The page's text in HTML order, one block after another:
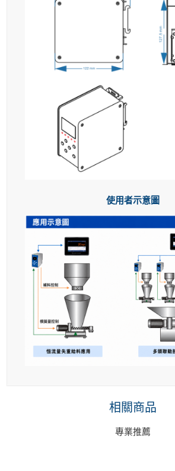
使用者示意圖
相關商品
專業推薦